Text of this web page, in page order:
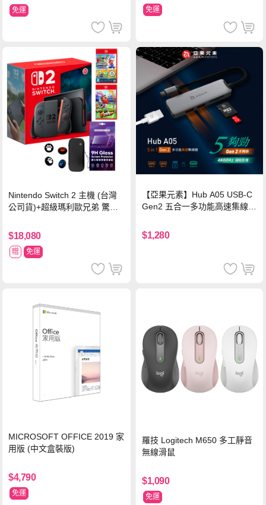
免運 免運
Nintendo Switch 2 主機 (台灣
公司貨)+超級瑪利歐兄弟 驚奇
球 狂熱 中文版
$18,080
贈 免運
【亞果元素】Hub A05 USB-C
Gen2 五合一多功能高速集線
$1,280
MICROSOFT OFFICE 2019 家
用版 (中文盒裝版)
$4,790
免運
羅技 Logitech M650 多工靜音
無線滑鼠
$1,090
免運